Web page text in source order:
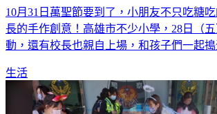
10月31日萬聖節要到了，小朋友不只吃糖
長的手作創意！高雄市不少小學，28日（
動，還有校長也親自上場，和孩子們一起搗
生活